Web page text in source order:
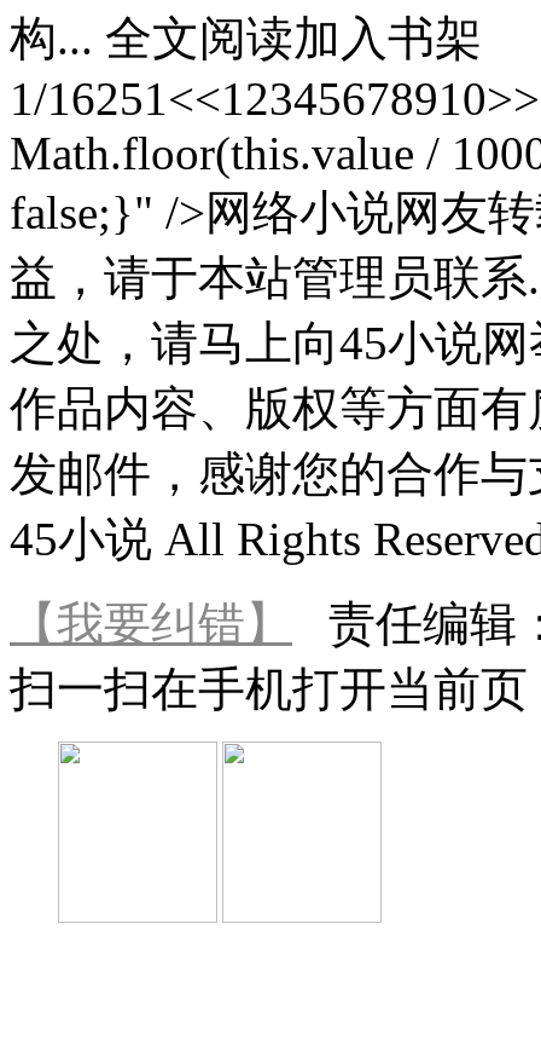
构... 全文阅读加入书架
1/
Math.floor(this.value /
false;}" />网络小说网友
益，请于本站管理员联
之处，请马上向45小说
作品内容、版权等方面
发邮件，感谢您的合作与
45小说 All Rights
【我要纠错】
责任编辑
扫一扫在手机打开当前页